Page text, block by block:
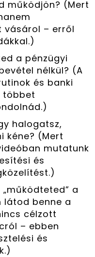
működjön? (Mert
vásárol – erről
a pénzügyi
nélkül? (A
és banki
többet
halogatsz,
kéne? (Mert
mutatunk
és
a
látod benne a
célzott
– ebben
és